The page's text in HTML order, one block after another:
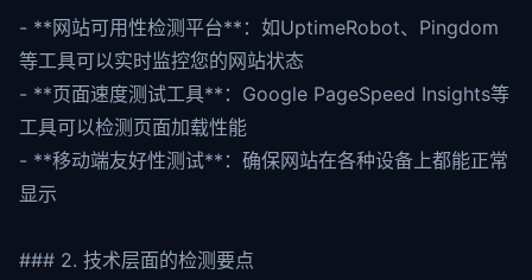
- **网站可用性检测平台**：如UptimeRobot、Pingdom
等工具可以实时监控您的网站状态
- **页面速度测试工具**：Google PageSpeed Insights等
工具可以检测页面加载性能
- **移动端友好性测试**：确保网站在各种设备上都能正常
显示
### 2. 技术层面的检测要点